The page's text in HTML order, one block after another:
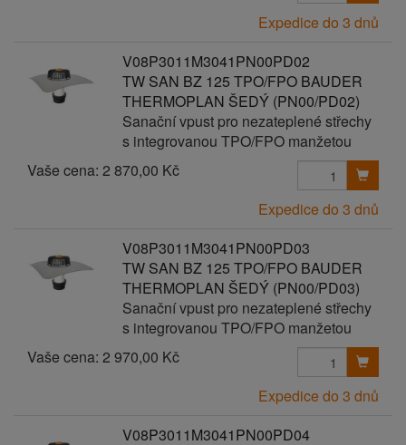
Expedice do 3 dnů
V08P3011M3041PN00PD02
TW SAN BZ 125 TPO/FPO BAUDER
THERMOPLAN ŠEDÝ (PN00/PD02)
Sanační vpust pro nezateplené střechy
s integrovanou TPO/FPO manžetou
Vaše cena: 2 870,00 Kč
Expedice do 3 dnů
V08P3011M3041PN00PD03
TW SAN BZ 125 TPO/FPO BAUDER
THERMOPLAN ŠEDÝ (PN00/PD03)
Sanační vpust pro nezateplené střechy
s integrovanou TPO/FPO manžetou
Vaše cena: 2 970,00 Kč
Expedice do 3 dnů
V08P3011M3041PN00PD04